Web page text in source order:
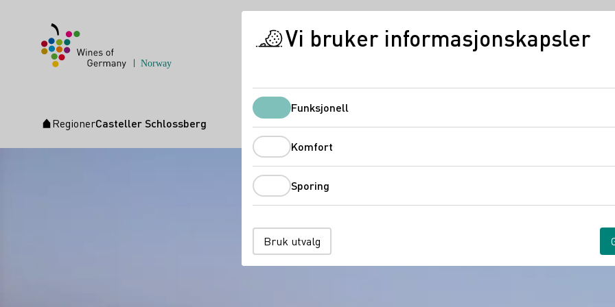
Startside
RegionerCasteller Schlossberg
Vi bruker informasjonskapsler
FunksjonellFunksjonell
Komfort
Sporing
Bruk utvalg